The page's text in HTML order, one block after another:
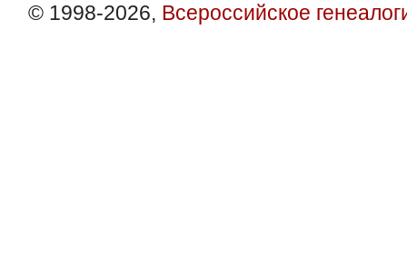
© 1998-2026, Всероссийское